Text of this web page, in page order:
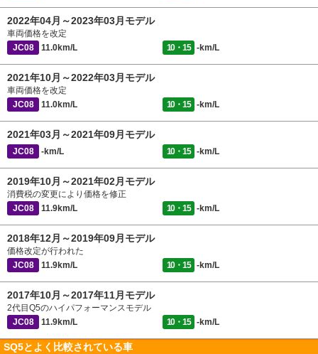
2022年04月～2023年03月モデル
車両価格を改定
JC08
11.0km/L 10・15 -km/L
2021年10月～2022年03月モデル
車両価格を改定
JC08
11.0km/L 10・15 -km/L
2021年03月～2021年09月モデル
JC08 -km/L 10・15 -km/L
2019年10月～2021年02月モデル
消費税の変更により価格を修正
JC08
11.9km/L 10・15 -km/L
2018年12月～2019年09月モデル
価格改定が行われた
JC08
11.9km/L 10・15 -km/L
2017年10月～2017年11月モデル
2代目Q5のハイパフォーマンスモデル
JC08
11.9km/L 10・15 -km/L
SQ5とよく比較されている車